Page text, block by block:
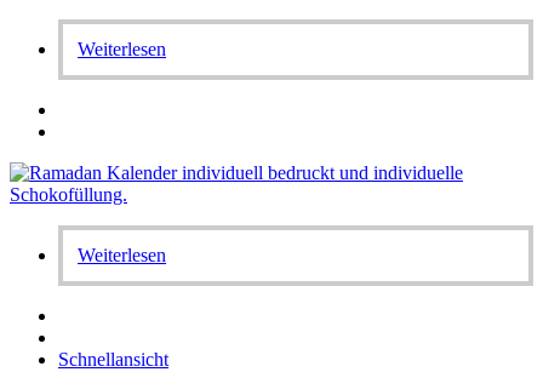
Weiterlesen
Weiterlesen
Schnellansicht